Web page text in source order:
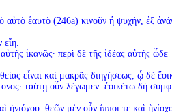
αὐτὸ ἑαυτὸ (246a) κινοῦν ἢ ψυχήν, ἐξ
εἴη.
ἱκανῶς· περὶ δὲ τῆς ἰδέας αὐτῆς ὧδε
εἶναι καὶ μακρᾶς διηγήσεως, ᾧ δὲ
ταύτῃ οὖν λέγωμεν. ἐοικέτω δὴ
ἡνιόχου. θεῶν μὲν οὖν ἵπποι τε καὶ